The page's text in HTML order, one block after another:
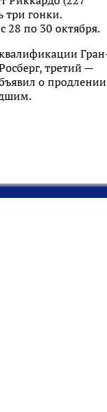
три гонки.
28 по 30 октября.
третий —
о продлении